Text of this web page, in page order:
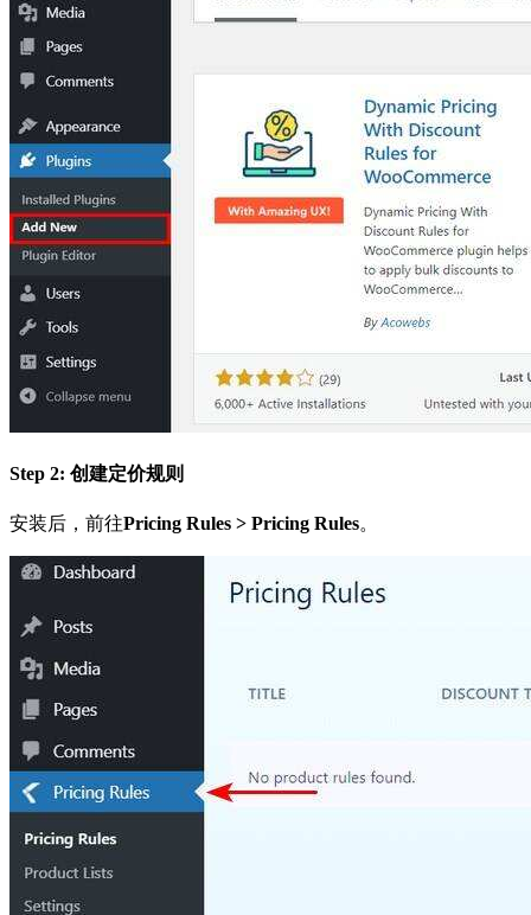
Step 2: 创建定价规则
安装后，前往Pricing Rules > Pricing Rules。